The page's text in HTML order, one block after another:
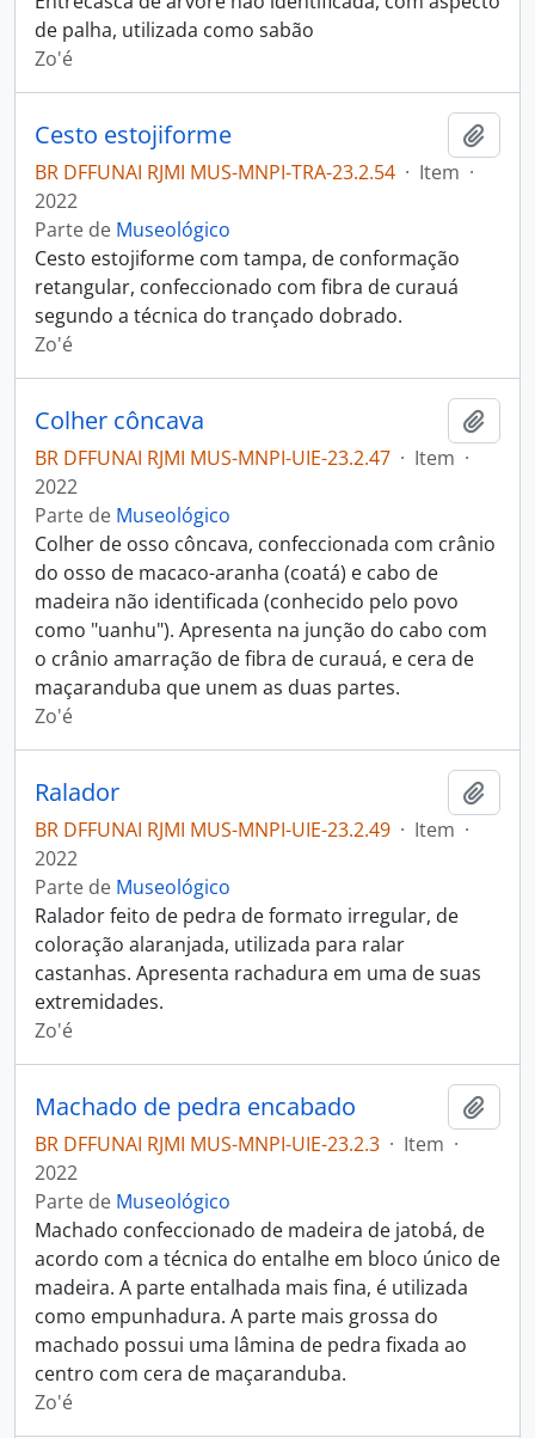
de palha, utilizada como sabão
Zo'é
Cesto estojiforme
BR DFFUNAI RJMI MUS-MNPI-TRA-23.2.54 · Item ·
2022
Parte de Museológico
Cesto estojiforme com tampa, de conformação
retangular, confeccionado com fibra de curauá
segundo a técnica do trançado dobrado.
Zo'é
Colher côncava
BR DFFUNAI RJMI MUS-MNPI-UIE-23.2.47 · Item ·
2022
Parte de Museológico
Colher de osso côncava, confeccionada com crânio
do osso de macaco-aranha (coatá) e cabo de
madeira não identificada (conhecido pelo povo
como "uanhu"). Apresenta na junção do cabo com
o crânio amarração de fibra de curauá, e cera de
maçaranduba que unem as duas partes.
Zo'é
Ralador
BR DFFUNAI RJMI MUS-MNPI-UIE-23.2.49 · Item ·
2022
Parte de Museológico
Ralador feito de pedra de formato irregular, de
coloração alaranjada, utilizada para ralar
castanhas. Apresenta rachadura em uma de suas
extremidades.
Zo'é
Machado de pedra encabado
BR DFFUNAI RJMI MUS-MNPI-UIE-23.2.3 · Item ·
2022
Parte de Museológico
Machado confeccionado de madeira de jatobá, de
acordo com a técnica do entalhe em bloco único de
madeira. A parte entalhada mais fina, é utilizada
como empunhadura. A parte mais grossa do
machado possui uma lâmina de pedra fixada ao
centro com cera de maçaranduba.
Zo'é